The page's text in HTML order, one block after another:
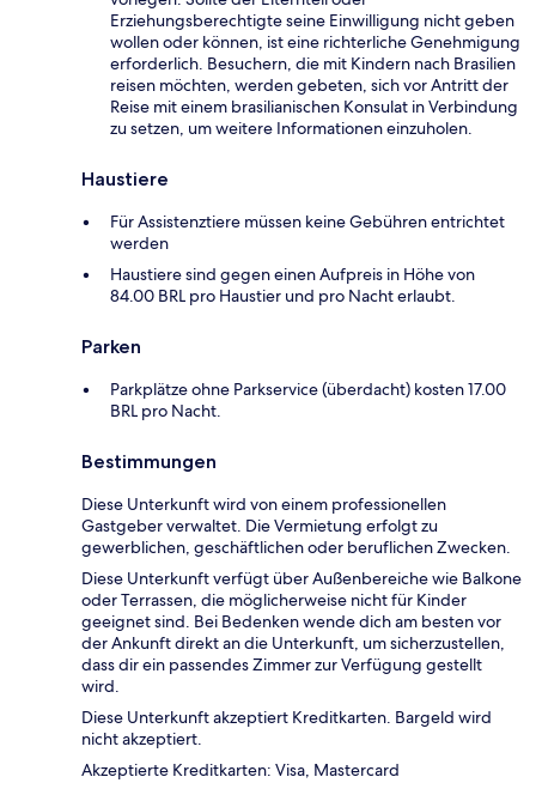
Erziehungsberechtigte seine Einwilligung nicht geben
wollen oder können, ist eine richterliche Genehmigung
erforderlich. Besuchern, die mit Kindern nach Brasilien
reisen möchten, werden gebeten, sich vor Antritt der
Reise mit einem brasilianischen Konsulat in Verbindung
zu setzen, um weitere Informationen einzuholen.
Haustiere
Für Assistenztiere müssen keine Gebühren entrichtet
werden
Haustiere sind gegen einen Aufpreis in Höhe von
84.00 BRL pro Haustier und pro Nacht erlaubt.
Parken
Parkplätze ohne Parkservice (überdacht) kosten 17.00
BRL pro Nacht.
Bestimmungen
Diese Unterkunft wird von einem professionellen
Gastgeber verwaltet. Die Vermietung erfolgt zu
gewerblichen, geschäftlichen oder beruflichen Zwecken.
Diese Unterkunft verfügt über Außenbereiche wie Balkone
oder Terrassen, die möglicherweise nicht für Kinder
geeignet sind. Bei Bedenken wende dich am besten vor
der Ankunft direkt an die Unterkunft, um sicherzustellen,
dass dir ein passendes Zimmer zur Verfügung gestellt
wird.
Diese Unterkunft akzeptiert Kreditkarten. Bargeld wird
nicht akzeptiert.
Akzeptierte Kreditkarten: Visa, Mastercard